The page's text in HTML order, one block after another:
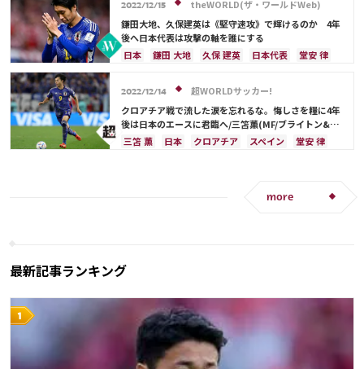
シュミット・ダニエル
長友 佑都
中山 雄太
伊東 純也
守田 英正 三笘 薫
田中 碧
堂安 律 遠藤 航 伊藤 洋輝 町野 修斗
2022/12/15
theWORLD(ザ・ワールドWeb)
鎌田大地、久保建英は《堅守速攻》で輝けるのか 4年
後へ日本代表は攻撃の軸を誰にする
日本
鎌田 大地 久保 建英 日本代表
堂安 律
クロアチア
三笘 薫 カタール
フランス
ベルギー
伊東 純也 浅野 拓磨
板倉 滉
前田 大然
冨安 健洋
2022/12/14
超WORLDサッカー!
クロアチア戦で流した涙を忘れるな。悔しさを糧に4年
後は日本のエースに君臨へ/三笘薫(MF/ブライトン&ホ
ーヴ・アルビオン)
三笘 薫 日本 クロアチア スペイン
堂安 律
リオネル・メッシ
more
最新記事ランキング